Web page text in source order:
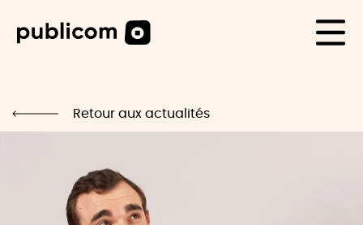
CAS CLIENTS
Blog
Contact
Retour aux actualités